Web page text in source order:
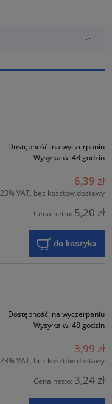
Dostępność: na wyczerpaniu
Wysyłka w: 48 godzin
6,39 zł
VAT, bez kosztów dostawy
Cena netto: 5,20 zł
do koszyka
Dostępność: na wyczerpaniu
Wysyłka w: 48 godzin
3,99 zł
VAT, bez kosztów dostawy
Cena netto: 3,24 zł